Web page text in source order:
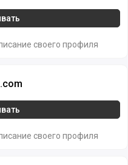
своего профиля
своего профиля